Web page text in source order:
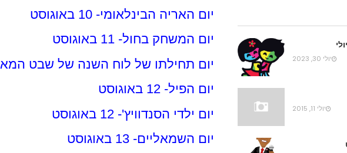
יום האריה הבינלאומי- 10 באוגוסט
יום המשחק בחול- 11 באוגוסט
יום תחילתו של לוח השנה של שבט המאיה- 11
יום הפיל- 12 באוגוסט
יום ילדי הסנדוויץ'- 12 באוגוסט
יום השמאליים- 13 באוגוסט
יולי 30, 2023
יולי 11, 2015